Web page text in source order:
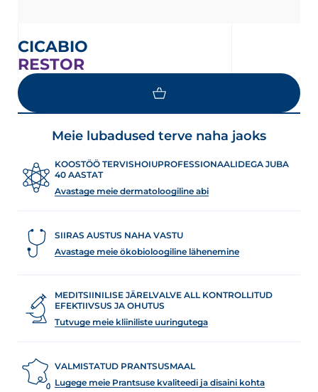
CICABIO
RESTOR
LOAD MOREMeie lubadused terve naha jaoks
KOOSTÖÖ TERVISHOIUPROFESSIONAALIDEGA JUBA
40 AASTAT
Avastage meie dermatoloogiline abi
SIIRAS AUSTUS NAHA VASTU
Avastage meie ökobioloogiline lähenemine
MEDITSIINILISE JÄRELVALVE ALL KONTROLLITUD
EFEKTIIVSUS JA OHUTUS
Tutvuge meie kliiniliste uuringutega
VALMISTATUD PRANTSUSMAAL
Lugege meie Prantsuse kvaliteedi ja disaini kohta